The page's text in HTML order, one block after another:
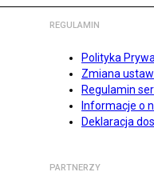
REGULAMIN
Polityka
Zmiana
Regulamin
Informacje o
Deklaracja
PARTNERZY